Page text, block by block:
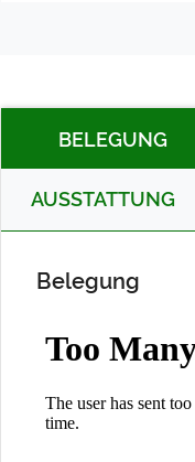
BELEGUNG
AUSSTATTUNG
Belegung